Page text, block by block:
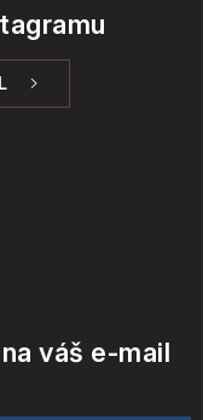
váš e-mail